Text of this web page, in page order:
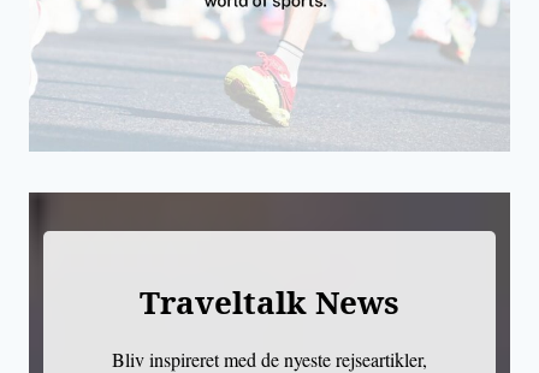
Traveltalk News
Bliv inspireret med de nyeste rejseartikler,